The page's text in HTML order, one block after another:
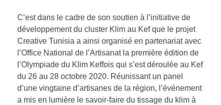
C’est dans le cadre de son soutien à l’initiative de
développement du cluster Klim au Kef que le projet
Creative Tunisia a ainsi organisé en partenariat avec
l’Office National de l’Artisanat la première édition de
l’Olympiade du Klim Keffois qui s’est déroulée au Kef
du 26 au 28 octobre 2020. Réunissant un panel
d’une vingtaine d’artisanes de la région, l’événement
a mis en lumière le savoir-faire du tissage du klim à